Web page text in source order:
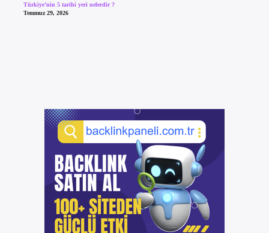
Türkiye’nin 5 tarihi yeri nelerdir ?
Temmuz 29, 2026